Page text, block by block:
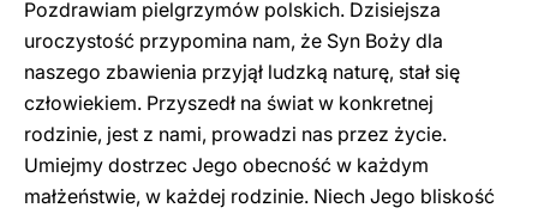
Pozdrawiam pielgrzymów polskich. Dzisiejsza
uroczystość przypomina nam, że Syn Boży dla
naszego zbawienia przyjął ludzką naturę, stał się
człowiekiem. Przyszedł na świat w konkretnej
rodzinie, jest z nami, prowadzi nas przez życie.
Umiejmy dostrzec Jego obecność w każdym
małżeństwie, w każdej rodzinie. Niech Jego bliskość